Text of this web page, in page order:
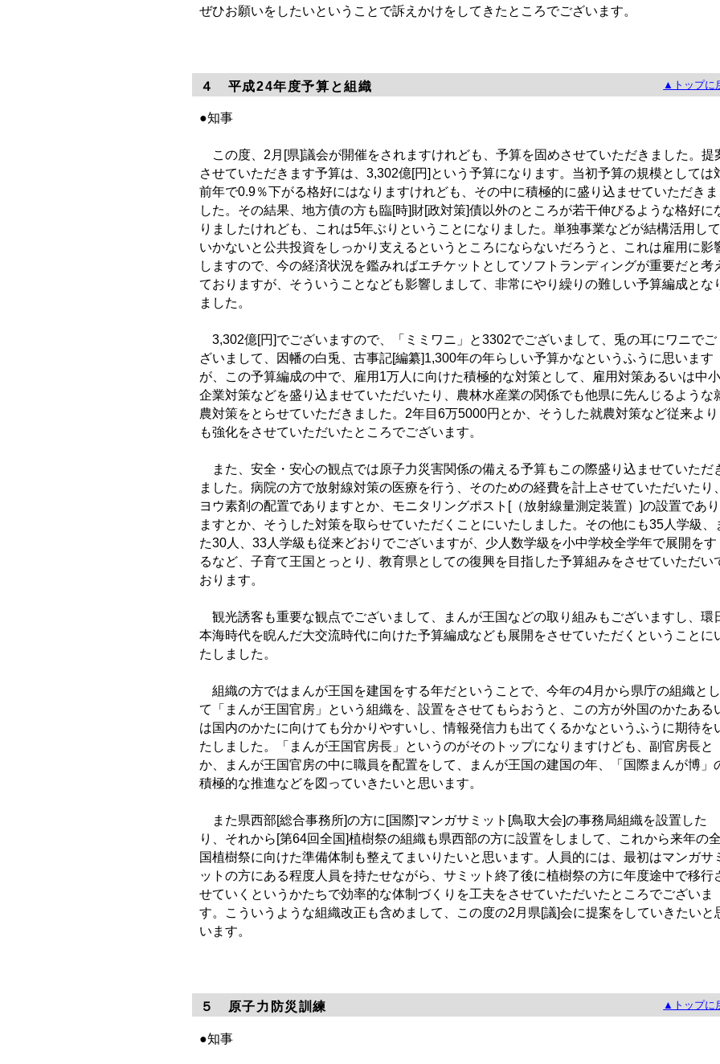
ぜひお願いをしたいということで訴えかけをしてきたところでございます。
４ 平成24年度予算と組織 ▲トップに
●知事
この度、2月[県]議会が開催をされますけれども、予算を固めさせていただきました。提
させていただきます予算は、3,302億[円]という予算になります。当初予算の規模としては
前年で0.9％下がる格好にはなりますけれども、その中に積極的に盛り込ませていただきま
した。その結果、地方債の方も臨[時]財[政対策]債以外のところが若干伸びるような格好に
りましたけれども、これは5年ぶりということになりました。単独事業などが結構活用して
いかないと公共投資をしっかり支えるというところにならないだろうと、これは雇用に影
しますので、今の経済状況を鑑みればエチケットとしてソフトランディングが重要だと考
ておりますが、そういうことなども影響しまして、非常にやり繰りの難しい予算編成とな
ました。
3,302億[円]でございますので、「ミミワニ」と3302でございまして、兎の耳にワニでご
ざいまして、因幡の白兎、古事記[編纂]1,300年の年らしい予算かなというふうに思います
が、この予算編成の中で、雇用1万人に向けた積極的な対策として、雇用対策あるいは中小
企業対策などを盛り込ませていただいたり、農林水産業の関係でも他県に先んじるような
農対策をとらせていただきました。2年目6万5000円とか、そうした就農対策など従来より
も強化をさせていただいたところでございます。
また、安全・安心の観点では原子力災害関係の備える予算もこの際盛り込ませていただ
ました。病院の方で放射線対策の医療を行う、そのための経費を計上させていただいたり、
ヨウ素剤の配置でありますとか、モニタリングポスト[（放射線量測定装置）]の設置であり
ますとか、そうした対策を取らせていただくことにいたしました。その他にも35人学級、
た30人、33人学級も従来どおりでございますが、少人数学級を小中学校全学年で展開をす
るなど、子育て王国とっとり、教育県としての復興を目指した予算組みをさせていただい
おります。
観光誘客も重要な観点でございまして、まんが王国などの取り組みもございますし、環
本海時代を睨んだ大交流時代に向けた予算編成なども展開をさせていただくということに
たしました。
組織の方ではまんが王国を建国をする年だということで、今年の4月から県庁の組織とし
て「まんが王国官房」という組織を、設置をさせてもらおうと、この方が外国のかたある
は国内のかたに向けても分かりやすいし、情報発信力も出てくるかなというふうに期待を
たしました。「まんが王国官房長」というのがそのトップになりますけども、副官房長と
か、まんが王国官房の中に職員を配置をして、まんが王国の建国の年、「国際まんが博」
積極的な推進などを図っていきたいと思います。
また県西部[総合事務所]の方に[国際]マンガサミット[鳥取大会]の事務局組織を設置した
り、それから[第64回全国]植樹祭の組織も県西部の方に設置をしまして、これから来年の全
国植樹祭に向けた準備体制も整えてまいりたいと思います。人員的には、最初はマンガサ
ットの方にある程度人員を持たせながら、サミット終了後に植樹祭の方に年度途中で移行
せていくというかたちで効率的な体制づくりを工夫をさせていただいたところでございま
す。こういうような組織改正も含めまして、この度の2月県[議]会に提案をしていきたいと
います。
５ 原子力防災訓練 ▲トップに
●知事